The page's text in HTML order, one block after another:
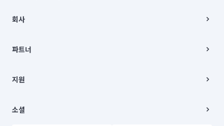
00019 |
주소 | 본사: 서울특별시 종로구 율곡로 6(중학동, 트윈트리빌딩) B동 5층
컨택센터 : 서울특별시 종로구 수송동 율곡로 24, 7층, 8층 미소
상품, 상품정보, 거래에 관한 의무와 책임은 거래당사자에게 있습니다.
언론 보도 관련 문의:
© 유한회사 미소. Miso, Inc. All Rights Reserved.
회사
채용
파트너
이사
지원
이용약관
소셜